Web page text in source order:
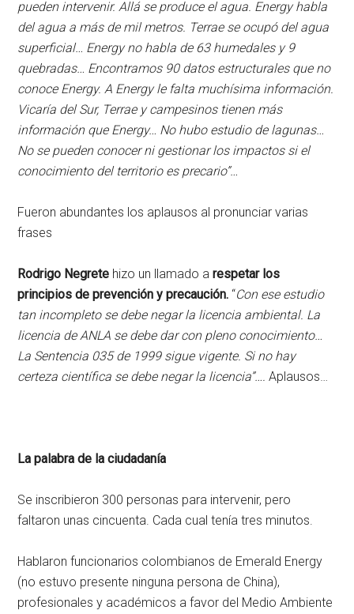
pueden intervenir. Allá se produce el agua. Energy habla
del agua a más de mil metros. Terrae se ocupó del agua
superficial… Energy no habla de 63 humedales y 9
quebradas… Encontramos 90 datos estructurales que no
conoce Energy. A Energy le falta muchísima información.
Vicaría del Sur, Terrae y campesinos tienen más
información que Energy… No hubo estudio de lagunas…
No se pueden conocer ni gestionar los impactos si el
conocimiento del territorio es precario”…
Fueron abundantes los aplausos al pronunciar varias
frases
Rodrigo Negrete hizo un llamado arespetar los
principios de prevención y precaución. “Con ese estudio
tan incompleto se debe negar la licencia ambiental. La
licencia de ANLA se debe dar con pleno conocimiento…
La Sentencia 035 de 1999 sigue vigente. Si no hay
certeza científica se debe negar la licencia”…. Aplausos…
La palabra de la ciudadanía
Se inscribieron 300 personas para intervenir, pero
faltaron unas cincuenta. Cada cual tenía tres minutos.
Hablaron funcionarios colombianos de Emerald Energy
(no estuvo presente ninguna persona de China),
profesionales y académicos a favor del Medio Ambiente